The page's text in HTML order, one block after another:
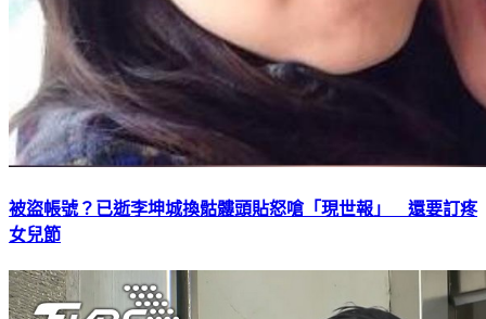
被盜帳號？已逝李坤城換骷髏頭貼怒嗆「現世報」 還要訂疼
女兒節